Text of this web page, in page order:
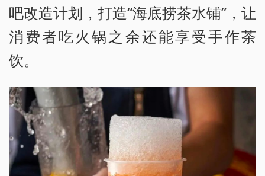
吧改造计划，打造“海底捞茶水铺”，让
消费者吃火锅之余还能享受手作茶
饮。